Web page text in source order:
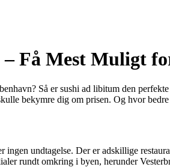
Få Mest Muligt
Så er sushi ad libitum den
bekymre dig om prisen. Og hvor
undtagelse. Der er adskillige
rundt omkring i byen, herunder